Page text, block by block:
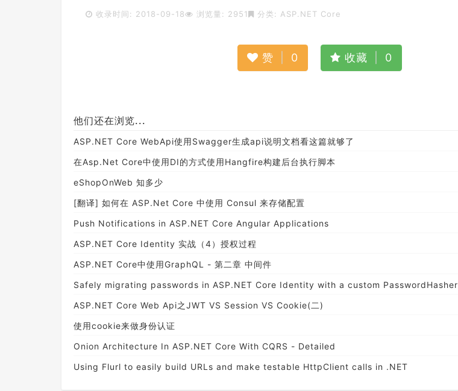
收录时间: 2018-09-18 浏览量: 2951 分类: ASP.NET Core
赞 0 收藏 0
他们还在浏览...
ASP.NET Core WebApi使用Swagger生成api说明文档看这篇就够了
在Asp.Net Core中使用DI的方式使用Hangfire构建后台执行脚本
eShopOnWeb 知多少
[翻译] 如何在 ASP.Net Core 中使用 Consul 来存储配置
Push Notifications in ASP.NET Core Angular Applications
ASP.NET Core Identity 实战（4）授权过程
ASP.NET Core中使用GraphQL - 第二章 中间件
Safely migrating passwords in ASP.NET Core Identity with a custom PasswordHasher
ASP.NET Core Web Api之JWT VS Session VS Cookie(二)
使用cookie来做身份认证
Onion Architecture In ASP.NET Core With CQRS - Detailed
Using Flurl to easily build URLs and make testable HttpClient calls in .NET